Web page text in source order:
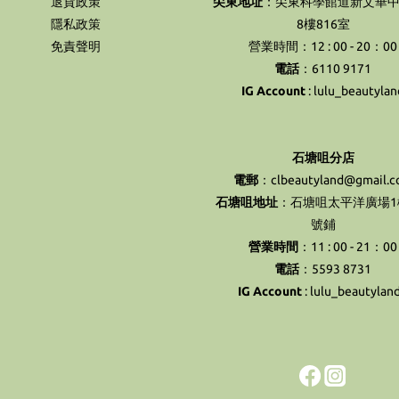
隱私政策
免責聲明
8樓816室
營業時間：12 : 00 - 20：00
電話：6110 9171
IG Account :
石塘咀分店
電郵：
石塘咀地址：石塘咀太平洋廣場
號鋪
營業時間 ：11 : 00 - 21：00
電話：5593 8731
IG Account :